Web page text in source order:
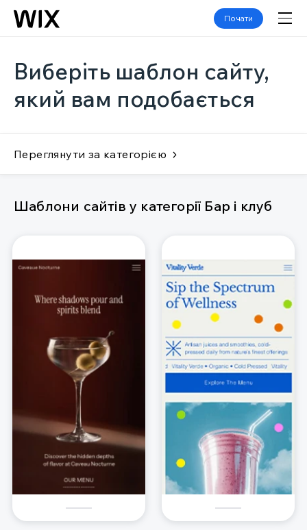
Почати
Виберіть шаблон сайту,
який вам подобається
Переглянути за категорією
Шаблони сайтів у категорії Бар і клуб